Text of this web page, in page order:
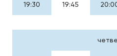
19:30 19:45